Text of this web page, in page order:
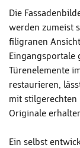
Die
werden zumeist
filigranen
Eingangsportale
Türenelemente
restaurieren,
mit stilgerechten
Originale
Ein selbst